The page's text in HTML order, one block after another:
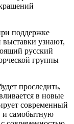
поддержке
выставки узнают,
русский
группы
проследить,
в новые
современный
и самобытную